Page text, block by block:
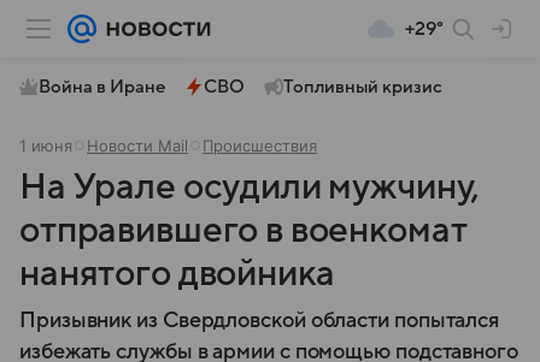
+29°
Война в Иране СВО Топливный кризис
1 июня Новости Mail Происшествия
На Урале осудили мужчину,
отправившего в военкомат
нанятого двойника
Призывник из Свердловской области попытался
избежать службы в армии с помощью подставного